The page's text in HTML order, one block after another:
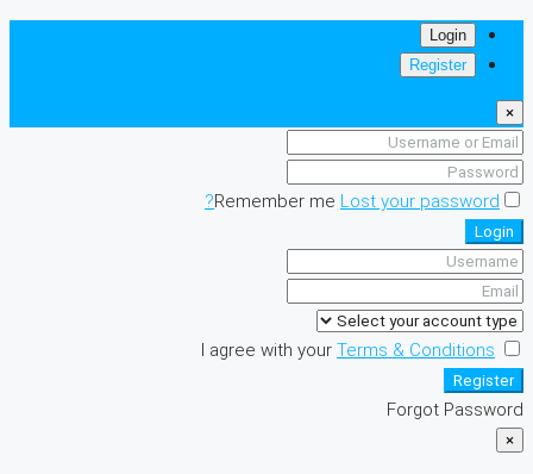
Login
Register
×
Remember me Lost your password?
Login
I agree with your Terms & Conditions
Register
Forgot Password
×